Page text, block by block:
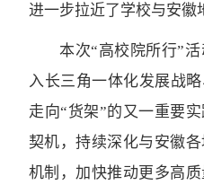
进一步拉近了学校与安徽
本次“高校院所行”
入长三角一体化发展战
走向“货架”的又一重要
契机，持续深化与安徽
机制，加快推动更多高质